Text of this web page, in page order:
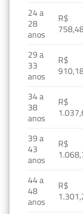
24 a
28
anos
R$
29 a
33
anos
R$
34 a
38
anos
R$
39 a
43
anos
R$
44 a
48
anos
R$